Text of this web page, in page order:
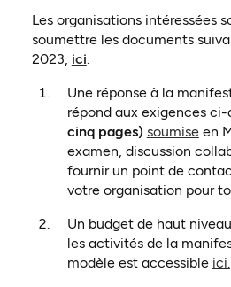
Les organisations intéressées
soumettre les documents
2023, ici(ouvre dans un nouvel
.
Une réponse à la
répond aux exigences ci-
cinq pages) soumiseen
examen, discussion
fournir un point de
votre organisation pour
Un budget de haut
les activités de la
modèle est accessible ici.